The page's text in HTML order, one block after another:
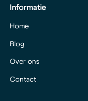
Informatie
Home
Blog
Over ons
Contact